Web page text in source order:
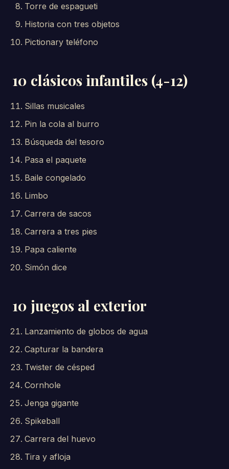
Torre de espagueti
Historia con tres objetos
Pictionary teléfono
10 clásicos infantiles (4-12)
Sillas musicales
Pin la cola al burro
Búsqueda del tesoro
Pasa el paquete
Baile congelado
Limbo
Carrera de sacos
Carrera a tres pies
Papa caliente
Simón dice
10 juegos al exterior
Lanzamiento de globos de agua
Capturar la bandera
Twister de césped
Cornhole
Jenga gigante
Spikeball
Carrera del huevo
Tira y afloja